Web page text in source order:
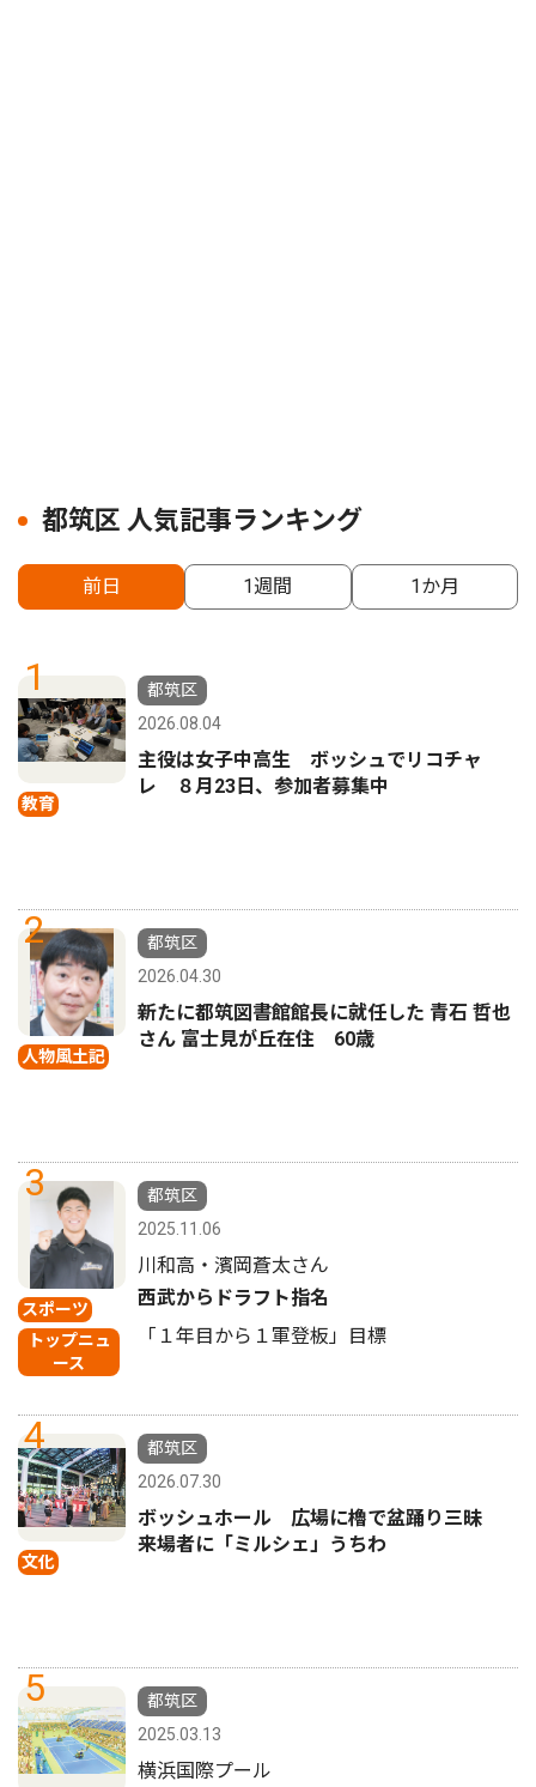
都筑区 人気記事ランキング
前日 1週間 1か月
1
教育
都筑区
2026.08.04
主役は女子中高生 ボッシュでリコチャ
レ ８月23日、参加者募集中
2
人物風土記
都筑区
2026.04.30
新たに都筑図書館館長に就任した 青石 哲也
さん 富士見が丘在住 60歳
3
スポーツ
トップニュ
ース
都筑区
2025.11.06
川和高・濱岡蒼太さん
西武からドラフト指名
「１年目から１軍登板」目標
4
文化
都筑区
2026.07.30
ボッシュホール 広場に櫓で盆踊り三昧
来場者に「ミルシェ」うちわ
5
都筑区
2025.03.13
横浜国際プール